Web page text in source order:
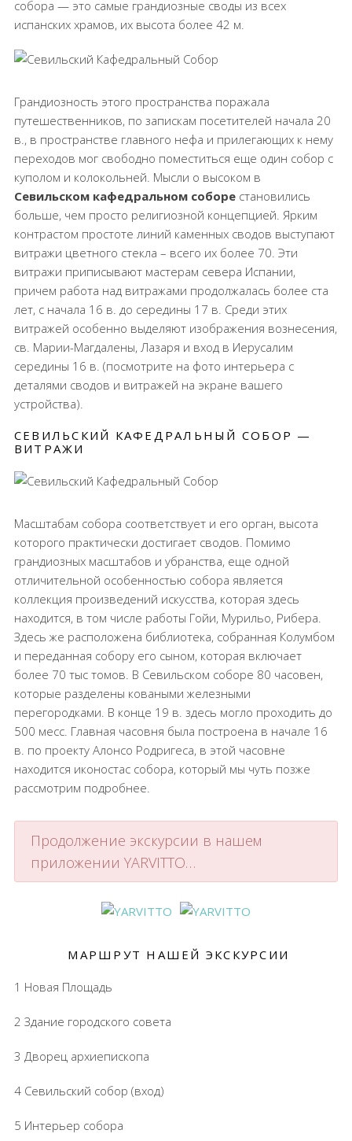
собора — это самые грандиозные своды из всех
испанских храмов, их высота более 42 м.
Грандиозность этого пространства поражала
путешественников, по запискам посетителей начала 20
в., в пространстве главного нефа и прилегающих к нему
переходов мог свободно поместиться еще один собор с
куполом и колокольней. Мысли о высоком в
Севильском кафедральном соборестановились
больше, чем просто религиозной концепцией. Ярким
контрастом простоте линий каменных сводов выступают
витражи цветного стекла – всего их более 70. Эти
витражи приписывают мастерам севера Испании,
причем работа над витражами продолжалась более ста
лет, с начала 16 в. до середины 17 в. Среди этих
витражей особенно выделяют изображения вознесения,
св. Марии-Магдалены, Лазаря и вход в Иерусалим
середины 16 в. (посмотрите на фото интерьера с
деталями сводов и витражей на экране вашего
устройства).
СЕВИЛЬСКИЙ КАФЕДРАЛЬНЫЙ СОБОР —
ВИТРАЖИ
Масштабам собора соответствует и его орган, высота
которого практически достигает сводов. Помимо
грандиозных масштабов и убранства, еще одной
отличительной особенностью собора является
коллекция произведений искусства, которая здесь
находится, в том числе работы Гойи, Мурильо, Рибера.
Здесь же расположена библиотека, собранная Колумбом
и переданная собору его сыном, которая включает
более 70 тыс томов. В Севильском соборе 80 часовен,
которые разделены коваными железными
перегородками. В конце 19 в. здесь могло проходить до
500 месс. Главная часовня была построена в начале 16
в. по проекту Алонсо Родригеса, в этой часовне
находится иконостас собора, который мы чуть позже
рассмотрим подробнее.
Продолжение экскурсии в нашем
приложении YARVITTO…
МАРШРУТ НАШЕЙ ЭКСКУРСИИ
1 Новая Площадь
2 Здание городского совета
3 Дворец архиепископа
4 Севильский собор (вход)
5 Интерьер собора